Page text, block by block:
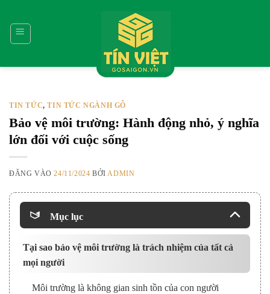
qua
nội
TIN TỨC,TIN TỨC NGÀNH GỖ
Bảo vệ môi trường: Hành động nhỏ, ý nghĩa
lớn đối với cuộc sống
ĐĂNG VÀO24/11/2024 BỞI ADMIN
Mục lục
Tại sao bảo vệ môi trường là trách nhiệm của tất cả
mọi người
Môi trường là không gian sinh tồn của con người